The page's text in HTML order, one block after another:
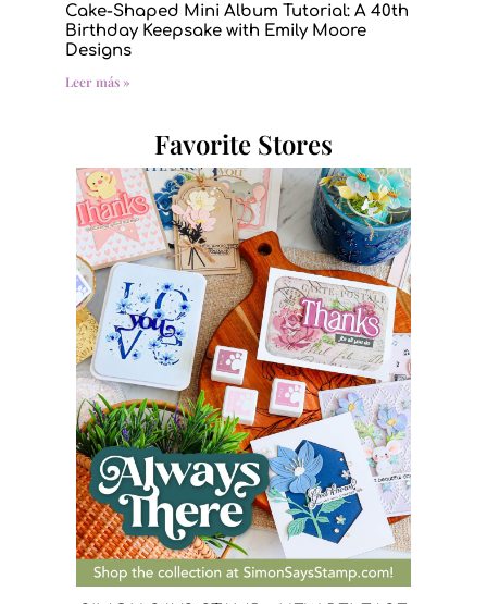
Cake-Shaped Mini Album Tutorial: A 40th
Birthday Keepsake with Emily Moore
Designs
Leer más »
Favorite Stores